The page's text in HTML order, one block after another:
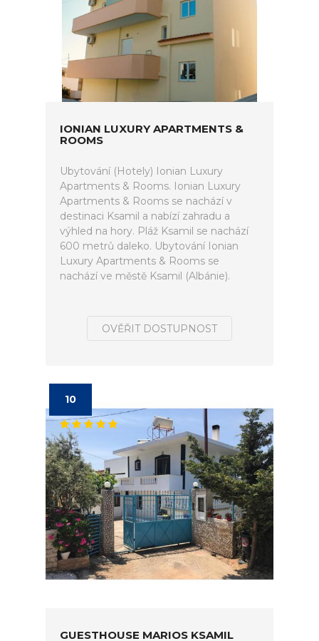
IONIAN LUXURY APARTMENTS &
ROOMS
Ubytování (Hotely) Ionian Luxury
Apartments & Rooms. Ionian Luxury
Apartments & Rooms se nachází v
destinaci Ksamil a nabízí zahradu a
výhled na hory. Pláž Ksamil se nachází
600 metrů daleko. Ubytování Ionian
Luxury Apartments & Rooms se
nachází ve městě Ksamil (Albánie).
OVĚŘIT DOSTUPNOST
10
GUESTHOUSE MARIOS KSAMIL